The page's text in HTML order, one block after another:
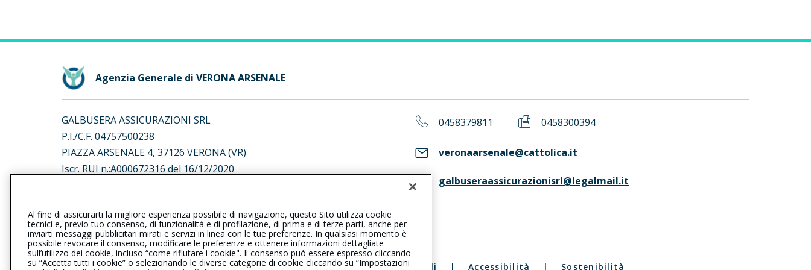
Agenzia Generale di VERONA ARSENALE
GALBUSERA ASSICURAZIONI SRL
P.I./C.F. 04757500238
PIAZZA ARSENALE 4, 37126 VERONA (VR)
Iscr. RUI n.:A000672316 del 16/12/2020
al seguentelink
0458379811 0458300394
veronaarsenale@cattolica.it
galbuseraassicurazionisrl@legalmail.it
Privacy | Cookie | Il Gruppo Generali | Reclami | Note legali | Accessibilità | Sostenibilità
Al fine di assicurarti la migliore esperienza possibile di navigazione, questo Sito utilizza cookie
tecnici e, previo tuo consenso, di funzionalità e di profilazione, di prima e di terze parti, anche per
inviarti messaggi pubblicitari mirati e servizi in linea con le tue preferenze. In qualsiasi momento è
possibile revocare il consenso, modificare le preferenze e ottenere informazioni dettagliate
sull’utilizzo dei cookie, incluso “come rifiutare i cookie". Il consenso può essere espresso cliccando
su “Accetta tutti i cookie” o selezionando le diverse categorie di cookie cliccando su “Impostazioni